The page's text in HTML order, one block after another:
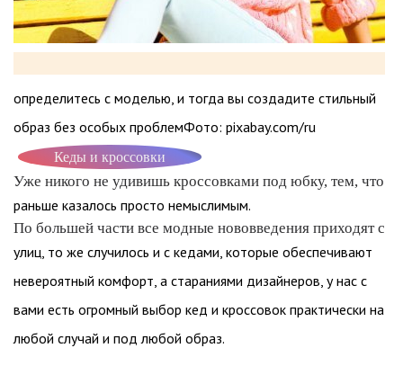
определитесь с моделью, и тогда вы создадите стильный
образ без особых проблемФото: pixabay.com/ru
Кеды и кроссовки
Уже никого не удивишь кроссовками под юбку, тем, что
раньше казалось просто немыслимым.
По большей части все модные нововведения приходят с
улиц, то же случилось и с кедами, которые обеспечивают
невероятный комфорт, а стараниями дизайнеров, у нас с
вами есть огромный выбор кед и кроссовок практически на
любой случай и под любой образ.